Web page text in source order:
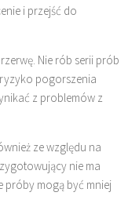
i przejść do
Nie rób serii prób
pogorszenia
z problemów z
ze względu na
nie ma
próby mogą być mniej